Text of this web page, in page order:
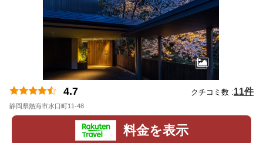
4.7 クチコミ数 :11件
静岡県熱海市水口町11-48
料金を表示